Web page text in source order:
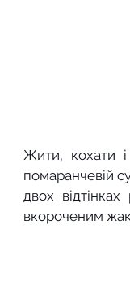
Жити, кохати
помаранчевій
двох
вкороченим